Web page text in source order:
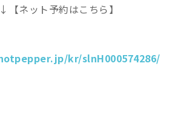
ネット予約はこちら】
kr/slnH000574286/